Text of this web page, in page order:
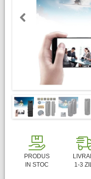
PRODUS
IN STOC
1-3